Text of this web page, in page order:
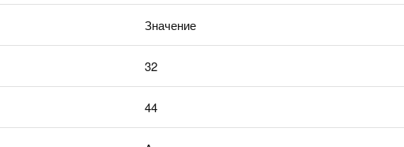
Значение
32
44